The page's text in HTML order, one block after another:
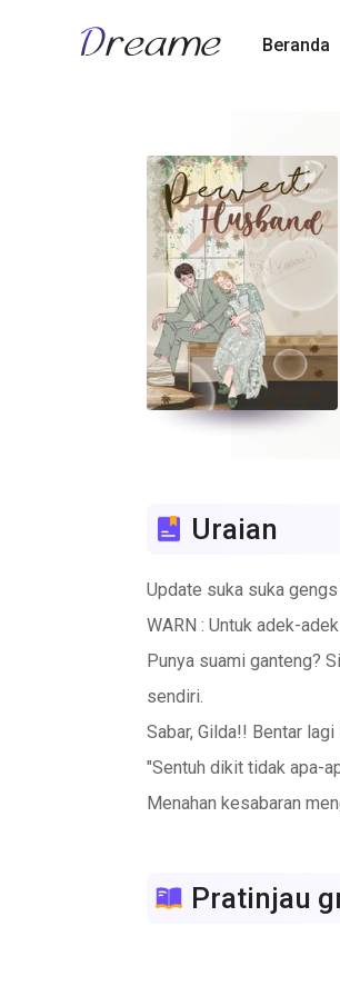
Beranda
Uraian
Update suka suka
WARN : Untuk adek-
Punya suami ganteng?
sendiri.
Sabar, Gilda!! Bentar
"Sentuh dikit tidak apa-
Menahan kesabaran
Pratinjau